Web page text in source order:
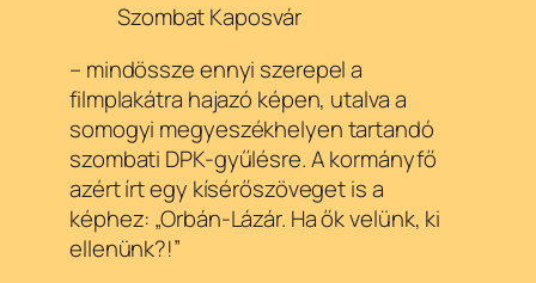
Szombat Kaposvár
– mindössze ennyi szerepel a
filmplakátra hajazó képen, utalva a
somogyi megyeszékhelyen tartandó
szombati DPK-gyűlésre. A kormányfő
azért írt egy kísérőszöveget is a
képhez: „Orbán-Lázár. Ha ők velünk, ki
ellenünk?!”